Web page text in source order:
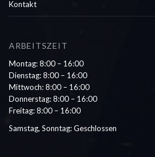
Kontakt
ARBEITSZEIT
Montag: 8:00 – 16:00
Dienstag: 8:00 – 16:00
Mittwoch: 8:00 – 16:00
Donnerstag: 8:00 – 16:00
Freitag: 8:00 – 16:00
Samstag, Sonntag: Geschlossen